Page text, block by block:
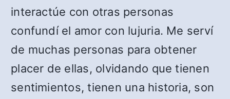
interactúe con otras personas
confundí el amor con lujuria. Me serví
de muchas personas para obtener
placer de ellas, olvidando que tienen
sentimientos, tienen una historia, son